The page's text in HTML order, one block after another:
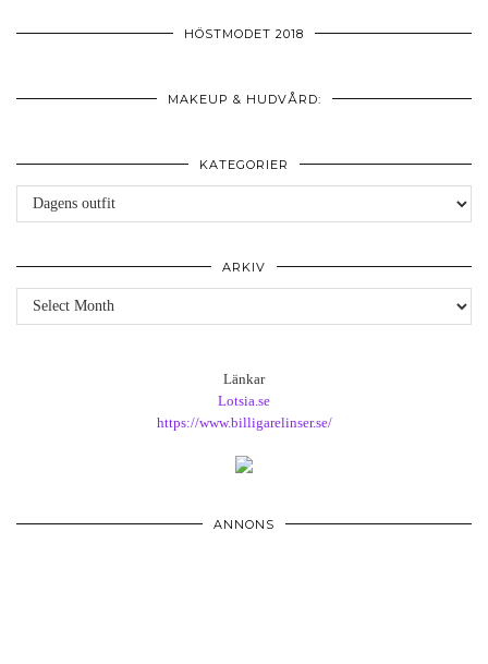
HÖSTMODET 2018
MAKEUP & HUDVÅRD:
KATEGORIER
Kategorier
ARKIV
Arkiv
Länkar
Lotsia.se
https://www.billigarelinser.se/
ANNONS